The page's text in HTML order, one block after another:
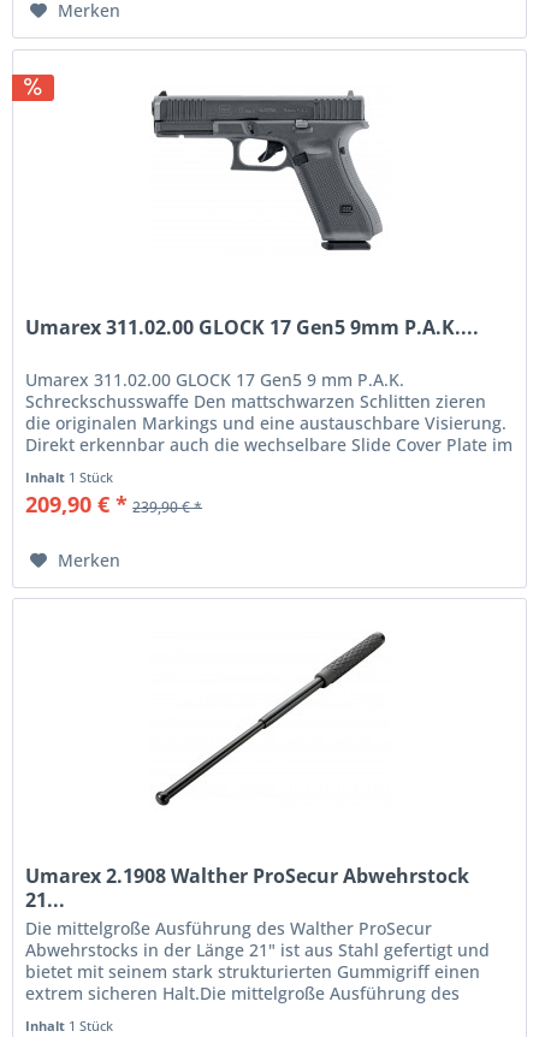
Merken
Umarex 311.02.00 GLOCK 17 Gen5 9mm P.A.K....
Umarex 311.02.00 GLOCK 17 Gen5 9 mm P.A.K.
Schreckschusswaffe Den mattschwarzen Schlitten zieren
die originalen Markings und eine austauschbare Visierung.
Direkt erkennbar auch die wechselbare Slide Cover Plate im
Inhalt 1 Stück
209,90 € * 239,90 € *
Merken
Umarex 2.1908 Walther ProSecur Abwehrstock
21...
Die mittelgroße Ausführung des Walther ProSecur
Abwehrstocks in der Länge 21" ist aus Stahl gefertigt und
bietet mit seinem stark strukturierten Gummigriff einen
extrem sicheren Halt.Die mittelgroße Ausführung des
Inhalt 1 Stück